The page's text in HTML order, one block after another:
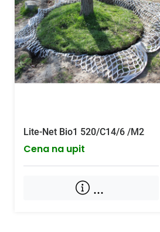
Lite-Net Bio1 520/C14/6 /M2
Cena na upit
...